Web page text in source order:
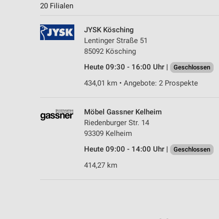
20 Filialen
JYSK Kösching
Lentinger Straße 51
85092 Kösching
Heute 09:30 - 16:00 Uhr |
Geschlossen
434,01 km • Angebote: 2 Prospekte
Möbel Gassner Kelheim
Riedenburger Str. 14
93309 Kelheim
Heute 09:00 - 14:00 Uhr |
Geschlossen
414,27 km